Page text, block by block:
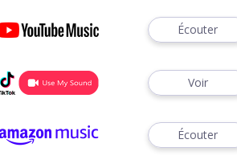
Écouter
Voir
Écouter